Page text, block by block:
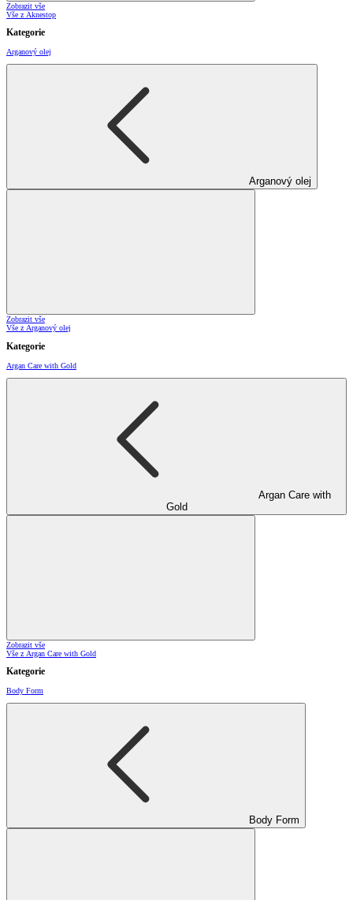
Zobrazit vše
Vše z Aknestop
Kategorie
Arganový olej
Arganový olej
Zobrazit vše
Vše z Arganový olej
Kategorie
Argan Care with Gold
Argan Care with
Gold
Zobrazit vše
Vše z Argan Care with Gold
Kategorie
Body Form
Body Form